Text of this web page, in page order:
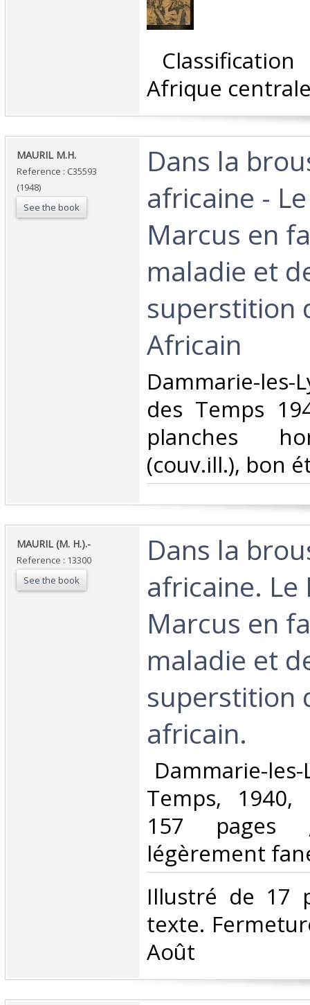
Afrique
‎MAURIL M.H.‎
Reference : C35593
(1948)
See the book
‎Dans la
africaine -
Marcus en
maladie et
superstition
Africain‎
‎Dammarie-les-
des Temps
planches
(couv.ill.), bon
‎MAURIL (M. H.).-‎
Reference : 13300
See the book
‎Dans la
africaine. Le
Marcus en
maladie et
superstition
africain.‎
Dammarie-
Temps,
157 pages
légèrement
‎Illustré de 17
texte.
Août‎